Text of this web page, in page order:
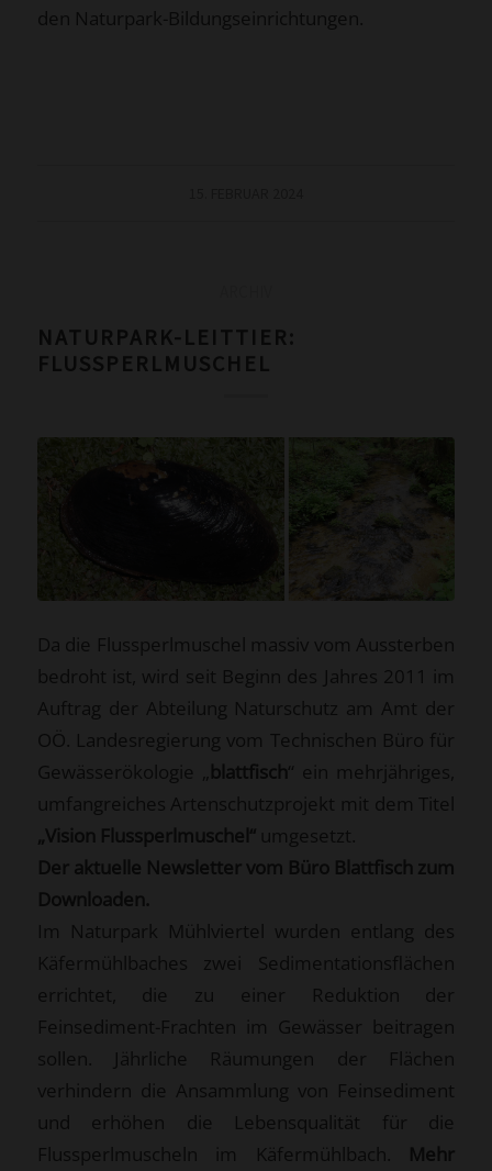
den Naturpark-Bildungseinrichtungen.
NATURPARK-LEITTIER:
FLUSSPERLMUSCHEL
Da die Flussperlmuschel massiv vom Aussterben
bedroht ist, wird seit Beginn des Jahres 2011 im
Auftrag der Abteilung Naturschutz am Amt der
OÖ. Landesregierung vom Technischen Büro für
Gewässerökologie „ blattfisch“ ein mehrjähriges,
umfangreiches Artenschutzprojekt mit dem Titel
„Vision Flussperlmuschel“umgesetzt.
Der aktuelle Newsletter vom Büro Blattfisch zum
Downloaden.
Im Naturpark Mühlviertel wurden entlang des
Käfermühlbaches zwei Sedimentationsflächen
errichtet, die zu einer Reduktion der
Feinsediment-Frachten im Gewässer beitragen
sollen. Jährliche Räumungen der Flächen
verhindern die Ansammlung von Feinsediment
und erhöhen die Lebensqualität für die
Flussperlmuscheln im Käfermühlbach. Mehr